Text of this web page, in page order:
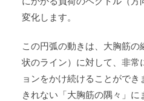
変化します。
この円弧の動きは、大胸筋
状のライン）に対して、非常
ョンをかけ続けることがで
きれない「大胸筋の隅々」に